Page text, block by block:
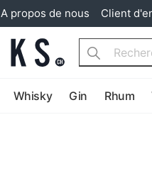
A propos de nous Client
Search
Whisky Gin Rhum